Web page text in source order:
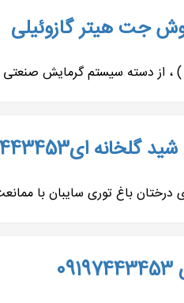
جت هیتر گازوئیلی
) ، از دسته سیستم گرمایش
ای09197443453
درختان باغ توری سایبان با